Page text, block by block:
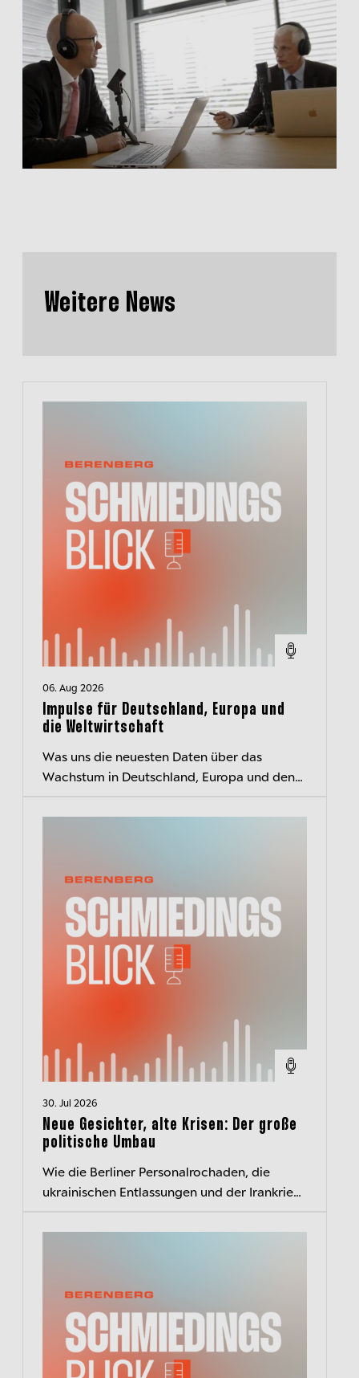
Weitere News
06. Aug 2026
Impulse für Deutschland, Europa und
die Weltwirtschaft
Was uns die neuesten Daten über das
Wachstum in Deutschland, Europa und den
30. Jul 2026
Neue Gesichter, alte Krisen: Der große
politische Umbau
Wie die Berliner Personalrochaden, die
ukrainischen Entlassungen und der Irankrieg